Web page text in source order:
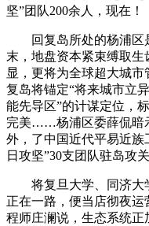
坚”团队200余人，现在！
回复岛所处的杨浦区
末，地盘资本紧束缚取
显，更将为全球超大城市
复岛将锚定“将来城市立
能先导区”的计谋定位，
完美……杨浦区委薛侃暗
外，了中国近代平易近族
日攻坚”30支团队驻岛攻关
将复旦大学、同济大
正在一路，便当店彻夜
程师庄澜说，生态系统